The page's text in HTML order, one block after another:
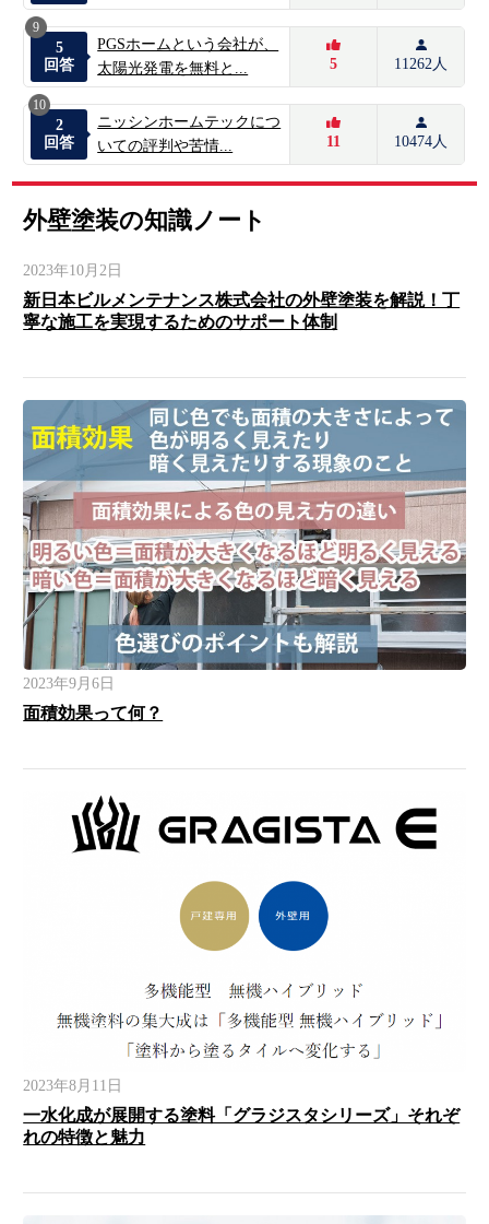
9
5
回答
PGSホームという会社が、
太陽光発電を無料と...
5 11262人
10
2
回答
ニッシンホームテックにつ
いての評判や苦情...
11 10474人
外壁塗装の知識ノート
2023年10月2日
新日本ビルメンテナンス株式会社の外壁塗装を解説！丁
寧な施工を実現するためのサポート体制
2023年9月6日
面積効果って何？
2023年8月11日
一水化成が展開する塗料「グラジスタシリーズ」それぞ
れの特徴と魅力